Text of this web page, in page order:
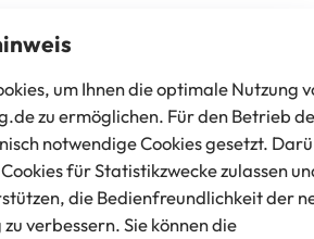
um Ihnen die optimale Nutzung
zu ermöglichen. Für den Betrieb
notwendige Cookies gesetzt.
für Statistikzwecke zulassen
die Bedienfreundlichkeit der
verbessern. Sie können die